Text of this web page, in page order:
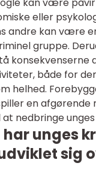
kan være
eller
andre kan være
gruppe.
konsekvenserne
både for
helhed.
en afgørende
nedbringe
unges
sig